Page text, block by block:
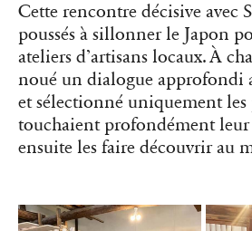
Cette rencontre décisive avec
poussés à sillonner le Japon
ateliers d’artisans locaux. À
noué un dialogue approfondi
et sélectionné uniquement les
touchaient profondément
ensuite les faire découvrir au